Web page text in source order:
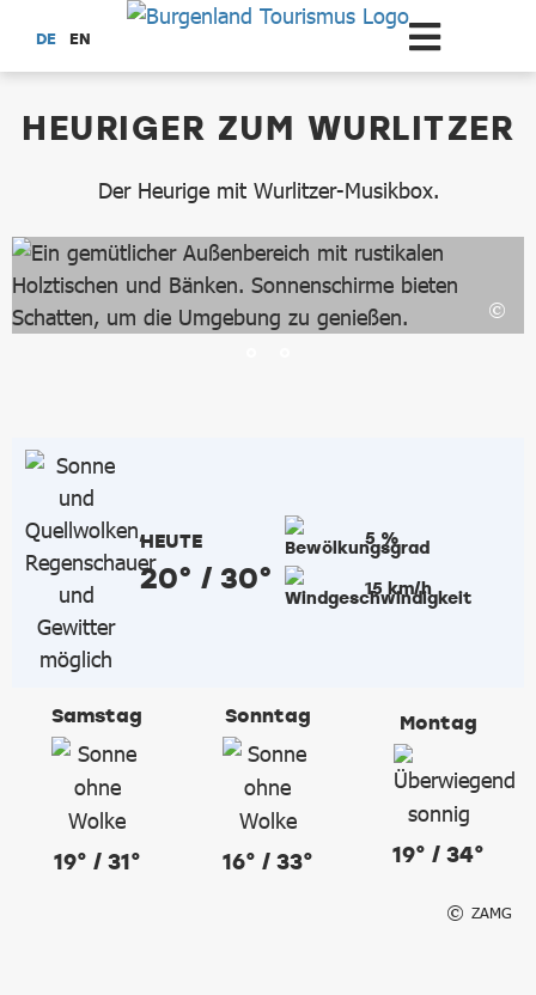
Zum Hauptinhalt springen
DE EN
HEURIGER ZUM WURLITZER
Der Heurige mit Wurlitzer-Musikbox.
HEUTE
20° / 30°
5 %
15 km/h
Samstag
19° / 31°
Sonntag
16° / 33°
Montag
19° / 34°
ZAMG